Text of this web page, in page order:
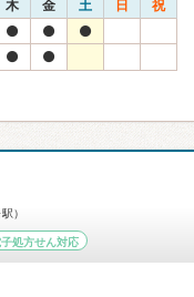
木 金 土 日 祝
）
子処方せん対応